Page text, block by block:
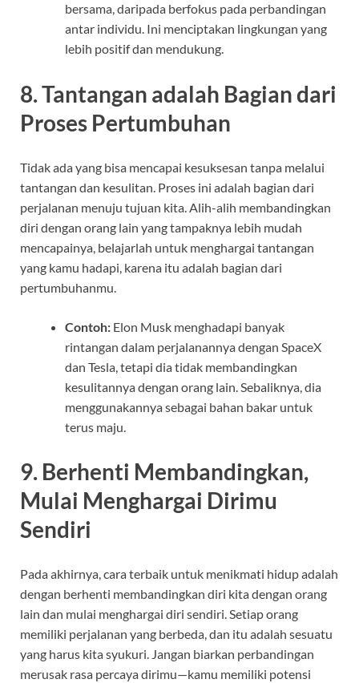
bersama, daripada berfokus pada perbandingan
antar individu. Ini menciptakan lingkungan yang
lebih positif dan mendukung.
8.Tantangan adalah Bagian dari
Proses Pertumbuhan
Tidak ada yang bisa mencapai kesuksesan tanpa melalui
tantangan dan kesulitan. Proses ini adalah bagian dari
perjalanan menuju tujuan kita. Alih-alih membandingkan
diri dengan orang lain yang tampaknya lebih mudah
mencapainya, belajarlah untuk menghargai tantangan
yang kamu hadapi, karena itu adalah bagian dari
pertumbuhanmu.
Contoh: Elon Musk menghadapi banyak
rintangan dalam perjalanannya dengan SpaceX
dan Tesla, tetapi dia tidak membandingkan
kesulitannya dengan orang lain. Sebaliknya, dia
menggunakannya sebagai bahan bakar untuk
terus maju.
9. Berhenti Membandingkan,
Mulai Menghargai Dirimu
Sendiri
Pada akhirnya, cara terbaik untuk menikmati hidup adalah
dengan berhenti membandingkan diri kita dengan orang
lain dan mulai menghargai diri sendiri. Setiap orang
memiliki perjalanan yang berbeda, dan itu adalah sesuatu
yang harus kita syukuri. Jangan biarkan perbandingan
merusak rasa percaya dirimu—kamu memiliki potensi